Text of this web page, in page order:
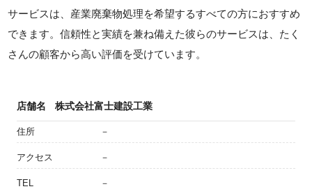
サービスは、産業廃棄物処理を希望するすべての方におすすめ
できます。信頼性と実績を兼ね備えた彼らのサービスは、たく
さんの顧客から高い評価を受けています。
店舗名 株式会社富士建設工業
住所 －
アクセス －
TEL －